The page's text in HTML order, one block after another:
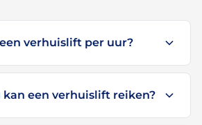
verhuislift per uur?
kost vanaf €99 voor het eerste
en bediende operator die meehelpt
uur kost €47,50 inclusief BTW.
kan een verhuislift reiken?